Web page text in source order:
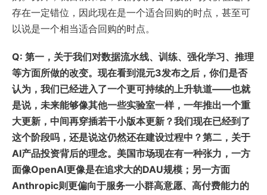
存在一定错位，因此现在是一个适合回购的时点，甚至可
以说是一个相当适合回购的时点。
Q: 第一，关于我们对数据流水线、训练、强化学习、推理
等方面所做的改变。现在看到混元3发布之后，你们是否
认为，我们已经进入了一个更可持续的上升轨道——也就
是说，未来能够像其他一些实验室一样，一年推出一个重
大更新，中间再穿插若干小版本更新？我们现在已经到了
这个阶段吗，还是说这仍然还在建设过程中？第二，关于
AI产品投资背后的理念。美国市场现在有一种张力，一方
面像OpenAI更像是在追求大的DAU规模；另一方面
Anthropic则更偏向于服务一小群高意愿、高付费能力的